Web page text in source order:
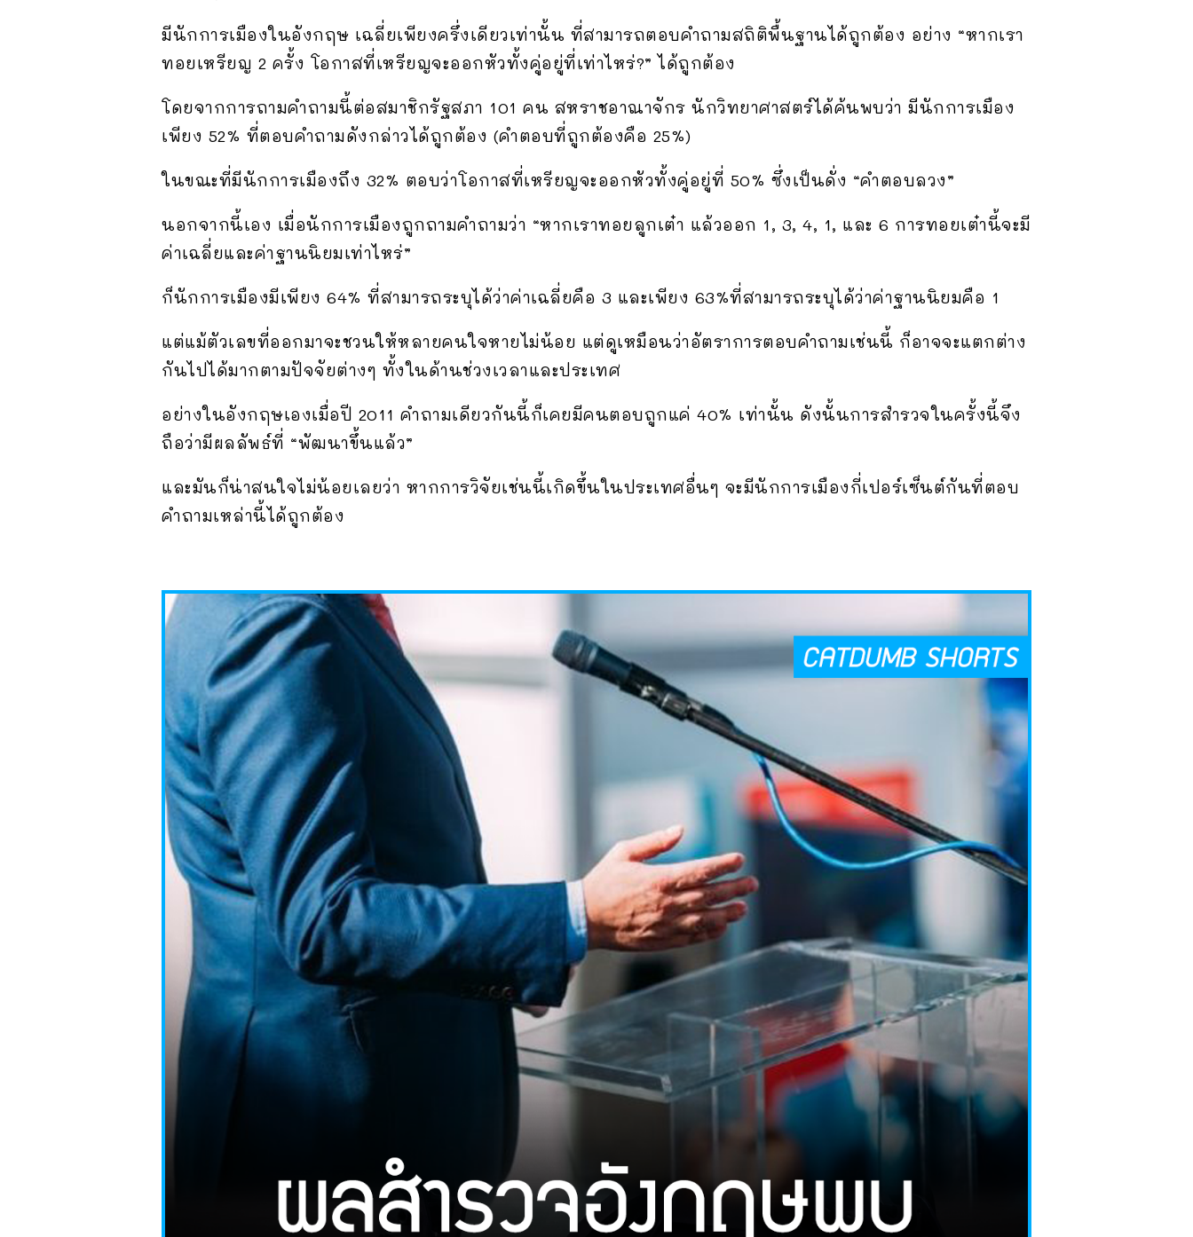
มีนักการเมืองในอังกฤษ เฉลี่ยเพียงครึ่งเดียวเท่านั้น ที่สามารถตอบคำถามสถิติพื้นฐานได้ถูกต้อง อย่าง “หากเรา
ทอยเหรียญ 2 ครั้ง โอกาสที่เหรียญจะออกหัวทั้งคู่อยู่ที่เท่าไหร่?” ได้ถูกต้อง
โดยจากการถามคำถามนี้ต่อสมาชิกรัฐสภา 101 คน สหราชอาณาจักร นักวิทยาศาสตร์ได้ค้นพบว่า มีนักการเมือง
เพียง 52% ที่ตอบคำถามดังกล่าวได้ถูกต้อง (คำตอบที่ถูกต้องคือ 25%)
ในขณะที่มีนักการเมืองถึง 32% ตอบว่าโอกาสที่เหรียญจะออกหัวทั้งคู่อยู่ที่ 50% ซึ่งเป็นดั่ง “คำตอบลวง”
นอกจากนี้เอง เมื่อนักการเมืองถูกถามคำถามว่า “หากเราทอยลูกเต๋า แล้วออก 1, 3, 4, 1, และ 6 การทอยเต๋านี้จะมี
ค่าเฉลี่ยและค่าฐานนิยมเท่าไหร่”
ก็นักการเมืองมีเพียง 64% ที่สามารถระบุได้ว่าค่าเฉลี่ยคือ 3 และเพียง 63%ที่สามารถระบุได้ว่าค่าฐานนิยมคือ 1
แต่แม้ตัวเลขที่ออกมาจะชวนให้หลายคนใจหายไม่น้อย แต่ดูเหมือนว่าอัตราการตอบคำถามเช่นนี้ ก็อาจจะแตกต่าง
กันไปได้มากตามปัจจัยต่างๆ ทั้งในด้านช่วงเวลาและประเทศ
อย่างในอังกฤษเองเมื่อปี 2011 คำถามเดียวกันนี้ก็เคยมีคนตอบถูกแค่ 40% เท่านั้น ดังนั้นการสำรวจในครั้งนี้จึง
ถือว่ามีผลลัพธ์ที่ “พัฒนาขึ้นแล้ว”
และมันก็น่าสนใจไม่น้อยเลยว่า หากการวิจัยเช่นนี้เกิดขึ้นในประเทศอื่นๆ จะมีนักการเมืองกี่เปอร์เซ็นต์กันที่ตอบ
คำถามเหล่านี้ได้ถูกต้อง